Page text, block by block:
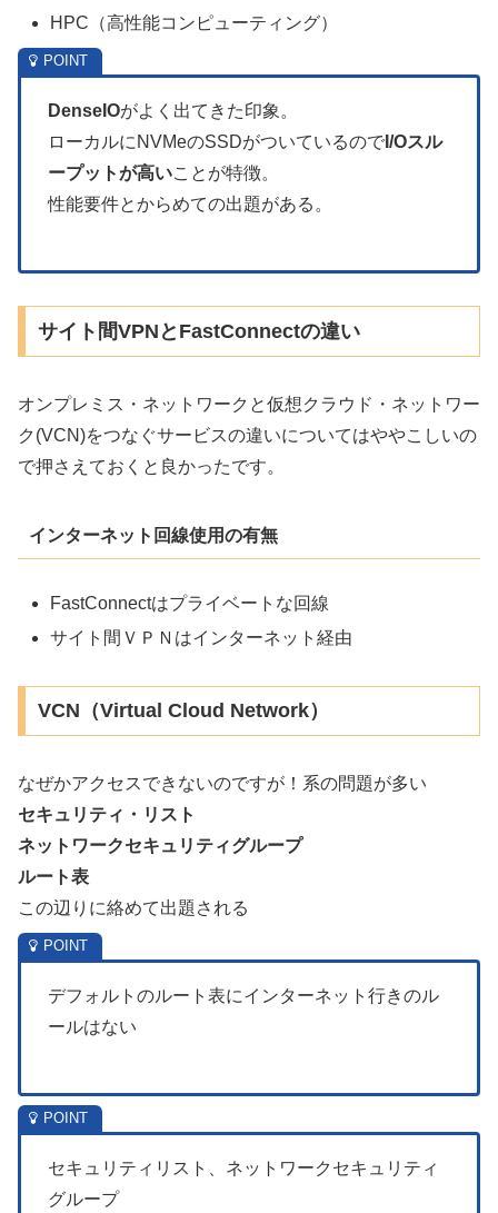
HPC（高性能コンピューティング）
DenseIOがよく出てきた印象。
ローカルにNVMeのSSDがついているので I/Oスル
ープットが高いことが特徴。
性能要件とからめての出題がある。
サイト間VPNとFastConnectの違い
オンプレミス・ネットワークと仮想クラウド・ネットワー
ク(VCN)をつなぐサービスの違いについてはややこしいの
で押さえておくと良かったです。
インターネット回線使用の有無
FastConnectはプライベートな回線
サイト間ＶＰＮはインターネット経由
VCN（Virtual Cloud Network）
なぜかアクセスできないのですが！系の問題が多い
セキュリティ・リスト
ネットワークセキュリティグループ
ルート表
この辺りに絡めて出題される
デフォルトのルート表にインターネット行きのル
ールはない
セキュリティリスト、ネットワークセキュリティ
グループ